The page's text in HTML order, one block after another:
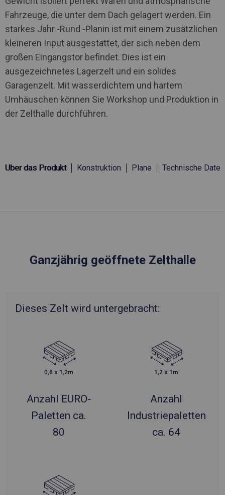
Fahrzeuge, die unter dem Dach gelagert werden. Ein
starkes Jahr -Rund -Planin ist mit einem zusätzlichen
kleineren Input ausgestattet, der sich neben dem
großen Eingangstor befindet. Dies ist ein
ausgezeichnetes Lagerzelt und ein solides
Garagenzelt. Mit wasserdichtem und hartem
Umhäuschen können Sie Workshop und Produktion in
der Zelthalle durchführen.
Über das Produkt Konstruktion Plane Technische Daten
Ganzjährig geöffnete Zelthalle
Dieses Zelt wird untergebracht:
Anzahl EURO-
Paletten ca.
80
Anzahl
Industriepaletten
ca. 64